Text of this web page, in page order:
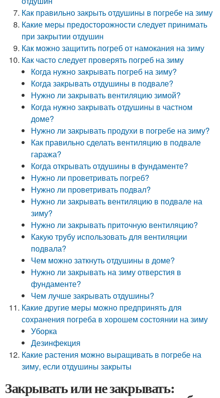
Как правильно закрыть отдушины в погребе на зиму
Какие меры предосторожности следует принимать
при закрытии отдушин
Как можно защитить погреб от намокания на зиму
Как часто следует проверять погреб на зиму
Когда нужно закрывать погреб на зиму?
Когда закрывать отдушины в подвале?
Нужно ли закрывать вентиляцию зимой?
Когда нужно закрывать отдушины в частном
доме?
Нужно ли закрывать продухи в погребе на зиму?
Как правильно сделать вентиляцию в подвале
гаража?
Когда открывать отдушины в фундаменте?
Нужно ли проветривать погреб?
Нужно ли проветривать подвал?
Нужно ли закрывать вентиляцию в подвале на
зиму?
Нужно ли закрывать приточную вентиляцию?
Какую трубу использовать для вентиляции
подвала?
Чем можно заткнуть отдушины в доме?
Нужно ли закрывать на зиму отверстия в
фундаменте?
Чем лучше закрывать отдушины?
Какие другие меры можно предпринять для
сохранения погреба в хорошем состоянии на зиму
Уборка
Дезинфекция
Какие растения можно выращивать в погребе на
зиму, если отдушины закрыты
Закрывать или не закрывать: